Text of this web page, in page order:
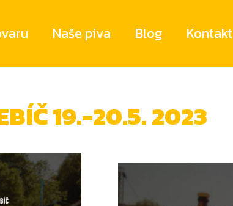
Naše piva Blog Kontakt
19.-20.5. 2023